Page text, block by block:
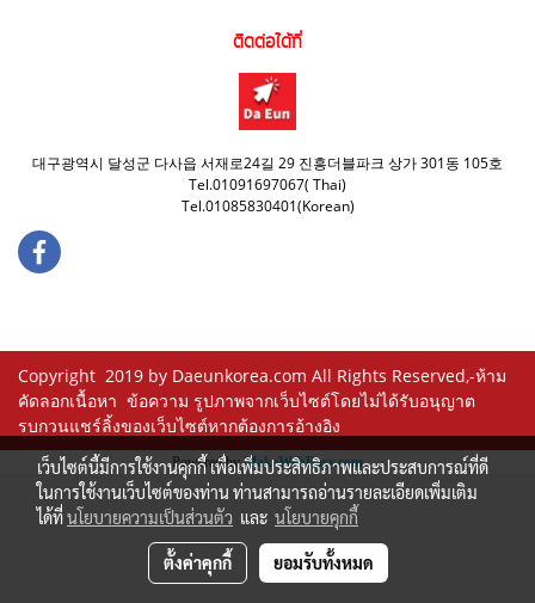
ติดต่อได้ที่
대구광역시 달성군 다사읍 서재로24길 29 진흥더블파크 상가 301동 105호
Tel.01091697067( Thai)
Tel.01085830401(Korean)
Copyright 2019 by Daeunkorea.com All Rights Reserved,-ห้าม
คัดลอกเนื้อหา ข้อความ รูปภาพจากเว็บไซต์โดยไม่ได้รับอนุญาต
รบกวนแชร์ลิ้งของเว็บไซต์หากต้องการอ้างอิง
Powered byMakeWebEasy.com
เว็บไซต์นี้มีการใช้งานคุกกี้ เพื่อเพิ่มประสิทธิภาพและประสบการณ์ที่ดี
ในการใช้งานเว็บไซต์ของท่าน ท่านสามารถอ่านรายละเอียดเพิ่มเติม
ได้ที่นโยบายความเป็นส่วนตัว และ นโยบายคุกกี้
ตั้งค่าคุกกี้ ยอมรับทั้งหมด